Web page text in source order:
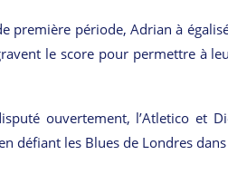
première période, Adrian à
le score pour permettre à
ouvertement, l’Atletico et
défiant les Blues de Londres